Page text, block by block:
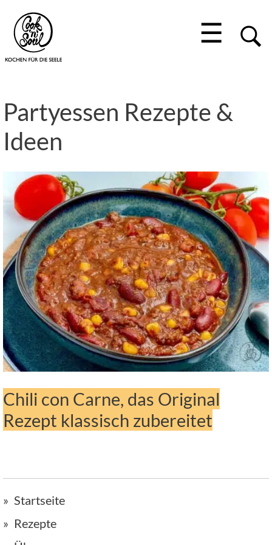
☰
Partyessen Rezepte &
Ideen
Chili con Carne, das Original
Rezept klassisch zubereitet
Startseite
Rezepte